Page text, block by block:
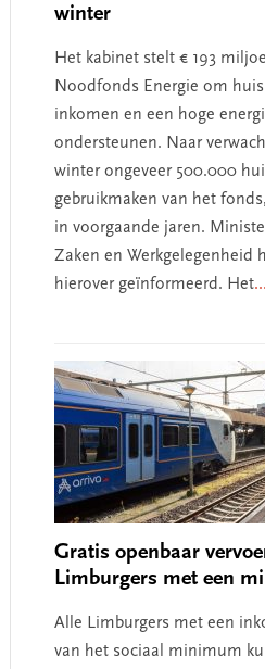
winter
Het kabinet stelt € 193
Noodfonds Energie om
inkomen en een hoge
ondersteunen. Naar
winter ongeveer 500.000
gebruikmaken van het
in voorgaande jaren.
Zaken en Werkgelegenheid
hierover geïnformeerd. Het
Gratis openbaar
Limburgers met een
Alle Limburgers met een
van het sociaal minimum